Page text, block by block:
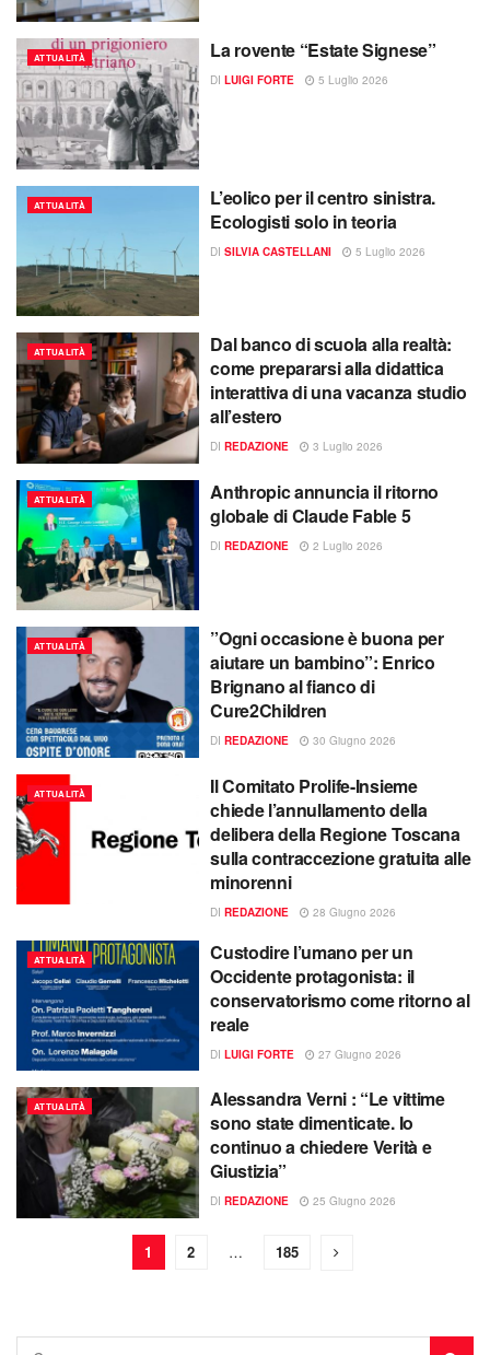
ATTUALITÀ La rovente “Estate Signese”
DI LUIGI FORTE 5 Luglio 2026
ATTUALITÀ
L’eolico per il centro sinistra.
Ecologisti solo in teoria
DI SILVIA CASTELLANI 5 Luglio 2026
ATTUALITÀ
Dal banco di scuola alla realtà:
come prepararsi alla didattica
interattiva di una vacanza studio
all’estero
DI REDAZIONE 3 Luglio 2026
ATTUALITÀ
Anthropic annuncia il ritorno
globale di Claude Fable 5
DI REDAZIONE 2 Luglio 2026
ATTUALITÀ
​”Ogni occasione è buona per
aiutare un bambino”: Enrico
Brignano al fianco di
Cure2Children ​
DI REDAZIONE 30 Giugno 2026
ATTUALITÀ
Il Comitato Prolife-Insieme
chiede l’annullamento della
delibera della Regione Toscana
sulla contraccezione gratuita alle
minorenni
DI REDAZIONE 28 Giugno 2026
ATTUALITÀ
Custodire l’umano per un
Occidente protagonista: il
conservatorismo come ritorno al
reale
DI LUIGI FORTE 27 Giugno 2026
ATTUALITÀ
Alessandra Verni : “Le vittime
sono state dimenticate. Io
continuo a chiedere Verità e
Giustizia”
DI REDAZIONE 25 Giugno 2026
1 2 … 185